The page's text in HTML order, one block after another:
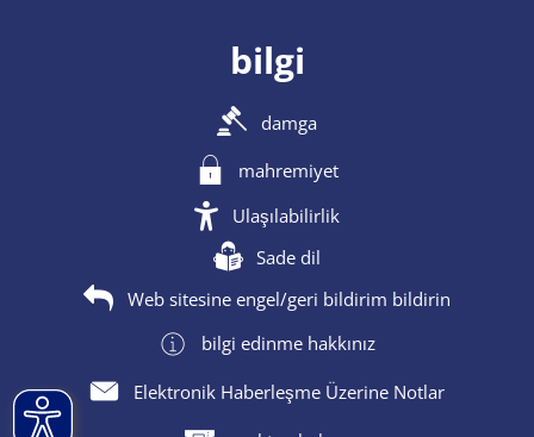
bilgi
damga
mahremiyet
Ulaşılabilirlik
Sade dil
Web sitesine engel/geri bildirim bildirin
bilgi edinme hakkınız
Elektronik Haberleşme Üzerine Notlar